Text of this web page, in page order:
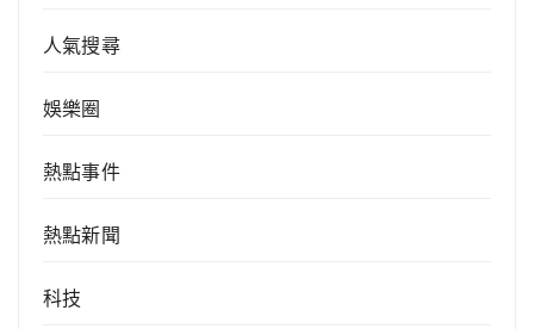
人氣搜尋
娛樂圈
熱點事件
熱點新聞
科技